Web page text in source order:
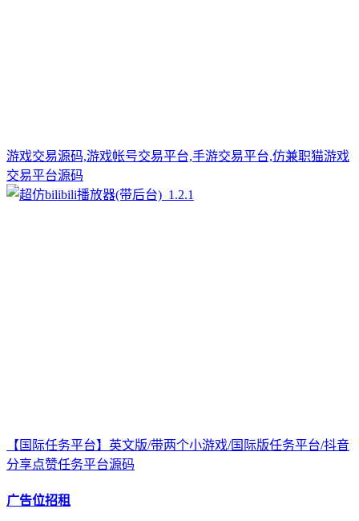
游戏交易源码,游戏帐号交易平台,手游交易平台,仿兼职猫游戏
交易平台源码
【国际任务平台】英文版/带两个小游戏/国际版任务平台/抖音
分享点赞任务平台源码
广告位招租